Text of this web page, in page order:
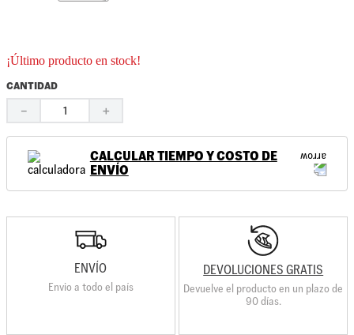
¡Último producto en stock!
CANTIDAD
＋
－
CALCULAR TIEMPO Y COSTO DE
ENVÍO
ENVÍO
Envio a todo el país
DEVOLUCIONES GRATIS
Devuelve el producto en un plazo de
90 días.